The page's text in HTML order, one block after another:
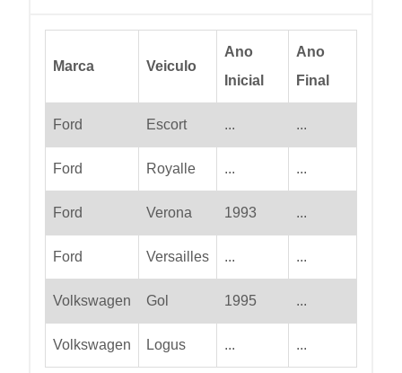
Marca Veiculo
Ano
Inicial
Ano
Final
Ford Escort ... ...
Ford Royalle ... ...
Ford Verona 1993 ...
Ford Versailles ... ...
Volkswagen Gol 1995 ...
Volkswagen Logus ... ...